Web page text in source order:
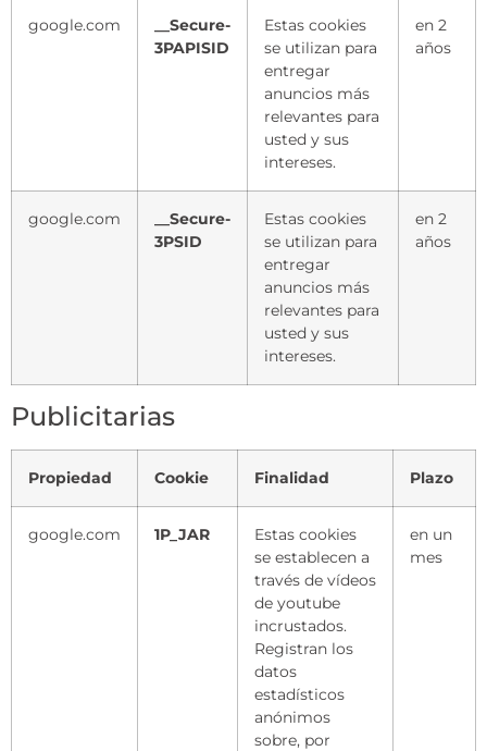
google.com
__Secure-
3PAPISID
Estas cookies
se utilizan para
entregar
anuncios más
relevantes para
usted y sus
intereses.
en 2
años
google.com
__Secure-
3PSID
Estas cookies
se utilizan para
entregar
anuncios más
relevantes para
usted y sus
intereses.
en 2
años
Publicitarias
Propiedad Cookie Finalidad Plazo
google.com 1P_JAR
Estas cookies
se establecen a
través de vídeos
de youtube
incrustados.
Registran los
datos
estadísticos
anónimos
sobre, por
en un
mes